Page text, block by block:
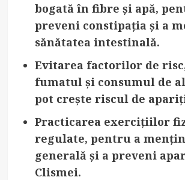
bogată în fibre și apă,
preveni constipația și a
sănătatea intestinală.
Evitarea factorilor de risc
fumatul și consumul de
pot crește riscul de
Practicarea exercițiilor
regulate, pentru a
generală și a preveni
Clismei.